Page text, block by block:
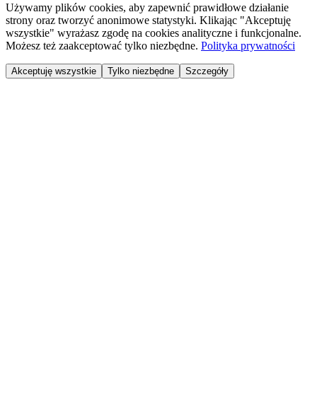
Używamy plików cookies, aby zapewnić prawidłowe działanie
strony oraz tworzyć anonimowe statystyki. Klikając "Akceptuję
wszystkie" wyrażasz zgodę na cookies analityczne i funkcjonalne.
Możesz też zaakceptować tylko niezbędne. Polityka prywatności
Akceptuję wszystkie Tylko niezbędne Szczegóły